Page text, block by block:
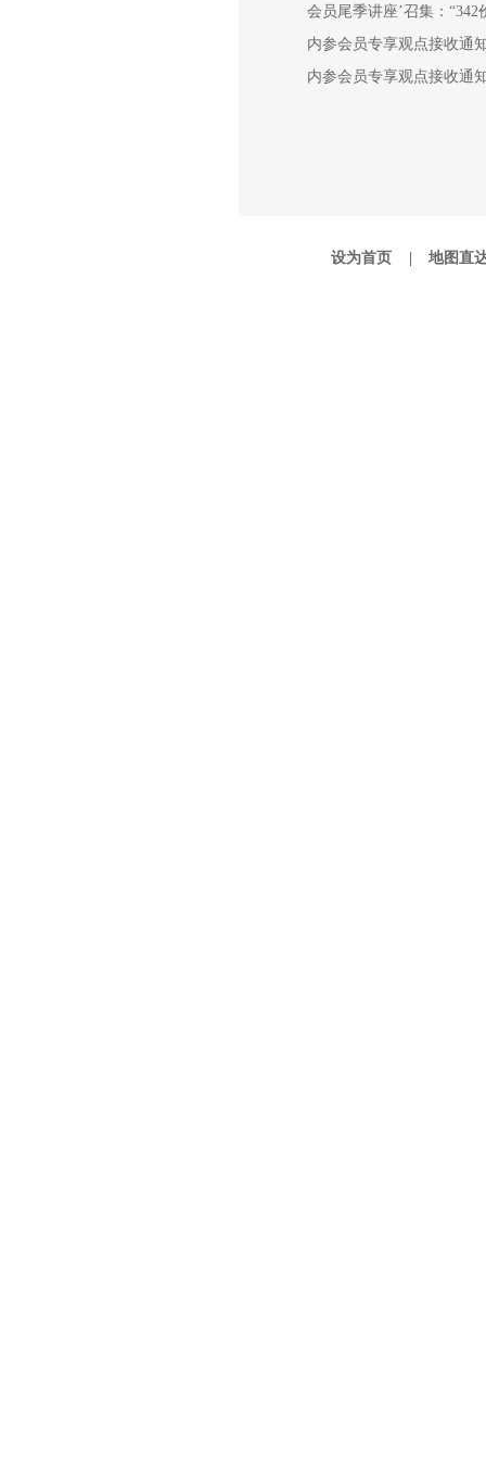
会员尾季讲座’召集：“342
内参会员专享观点接收通
内参会员专享观点接收通
设为首页 | 地图